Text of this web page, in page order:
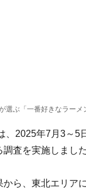
選ぶ「一番好きなラー
、2025年7月3～5
査を実施しました
ら、東北エリア